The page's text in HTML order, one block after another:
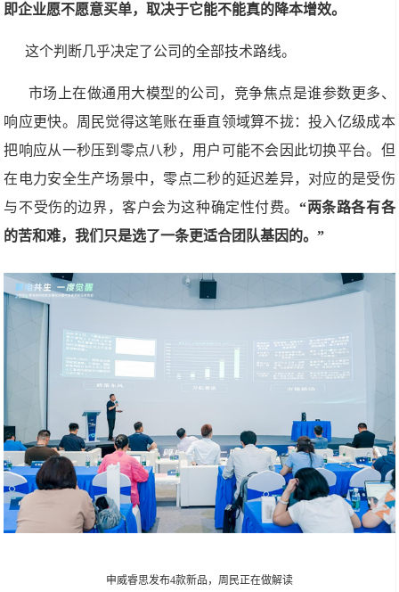
即企业愿不愿意买单，取决于它能不能真的降本增效。
这个判断几乎决定了公司的全部技术路线。
市场上在做通用大模型的公司，竞争焦点是谁参数更多、
响应更快。周民觉得这笔账在垂直领域算不拢：投入亿级成本
把响应从一秒压到零点八秒，用户可能不会因此切换平台。但
在电力安全生产场景中，零点二秒的延迟差异，对应的是受伤
与不受伤的边界，客户会为这种确定性付费。“两条路各有各
的苦和难，我们只是选了一条更适合团队基因的。”
申威睿思发布4款新品，周民正在做解读